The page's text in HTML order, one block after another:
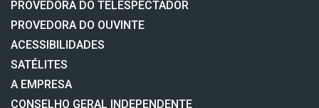
PROVEDORA DO TELESPECTADOR
PROVEDORA DO OUVINTE
ACESSIBILIDADES
SATÉLITES
A EMPRESA
CONSELHO GERAL INDEPENDENTE